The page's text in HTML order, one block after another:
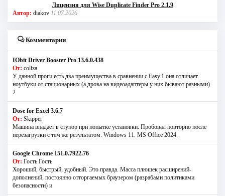
Лицензия для Wise Duplicate Finder Pro 2.1.9
Автор: diakov 11.07.2026
Комментарии
IObit Driver Booster Pro 13.6.0.438
От: coliza
У данной проги есть два преимущества в сравнении с Easy.1 она отличает
ноутбуки от стационарных (а дрова на видеоадаптеры у них бывают разными)
2
Dose for Excel 3.6.7
От: Skipper
Машина впадает в ступор при попытке установки. Пробовал повторно после
перезагрузки с тем же результатом. Windows 11. MS Offiсe 2024.
Google Chrome 151.0.7922.76
От: Гость Гость
Хороший, быстрый, удобный. Это правда. Масса плюшек расширений-
дополнений, постоянно отторгаемых браузером (разрабами политиками
безопасности) и